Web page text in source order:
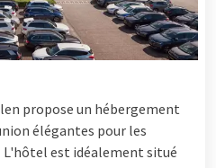
propose un hébergement
élégantes pour les
est idéalement situé